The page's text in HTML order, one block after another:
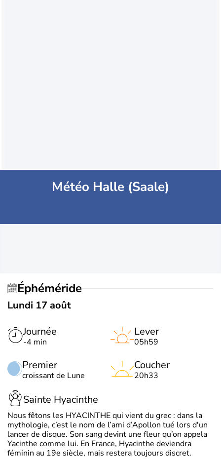
Météo Halle (Saale)
Éphéméride
Lundi 17 août
Journée
-4 min
Premier
croissant de Lune
Lever
05h59
Coucher
20h33
Sainte Hyacinthe
Nous fêtons les HYACINTHE qui vient du grec : dans la
mythologie, c’est le nom de l’ami d’Apollon tué lors d'un
lancer de disque. Son sang devint une fleur qu’on appela
Yacinthe comme lui. En France, Hyacinthe deviendra
féminin au 19e siècle, mais restera toujours discret.